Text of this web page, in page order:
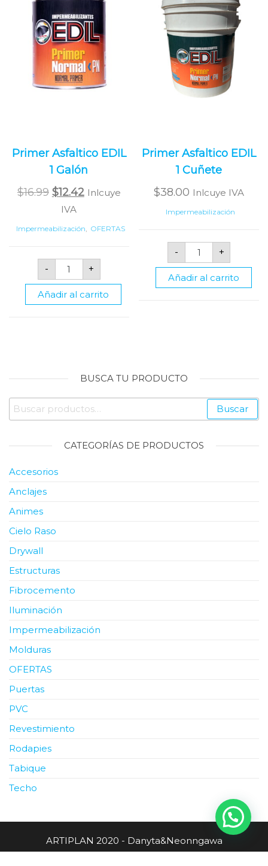
Primer Asfaltico EDIL
1 Galón
$16.99 Original
price
was:
$12.42Current
is:
Inlcuye
IVA
Impermeabilización OFERTAS
-
Primer
Asfaltico
EDIL
Galón
cantidad
+
Añadir al carrito
Primer Asfaltico EDIL
1 Cuñete
$38.00 Inlcuye IVA
Impermeabilización
-
Primer
Asfaltico
EDIL
Cuñete
cantidad
+
Añadir al carrito
BUSCA TU PRODUCTO
Buscar
por:
Buscar
CATEGORÍAS DE PRODUCTOS
Accesorios
Anclajes
Animes
Cielo Raso
Drywall
Estructuras
Fibrocemento
Iluminación
Impermeabilización
Molduras
OFERTAS
Puertas
PVC
Revestimiento
Rodapies
Tabique
Techo
ARTIPLAN 2020 - Danyta&Neonngawa